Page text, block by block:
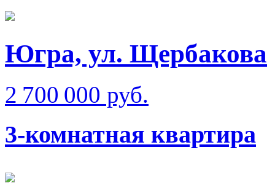
Югра, ул. Щербакова
2 700 000 руб.
3-комнатная квартира